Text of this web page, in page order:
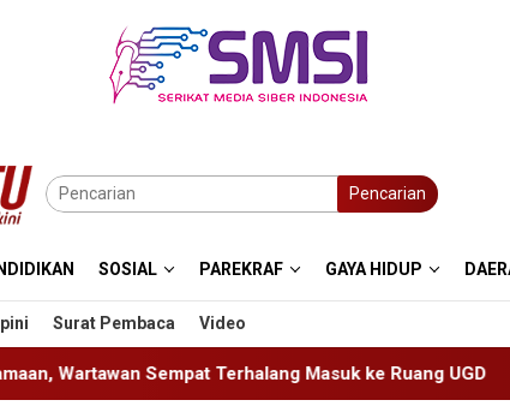
Pencarian
SOSIAL PAREKRAF GAYA HIDUP
Surat Pembaca Video
Masuk ke Ruang UGD Sambut HUT RI ke-